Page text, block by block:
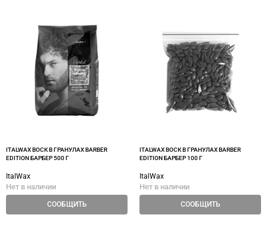
ITALWAX ВОСК В ГРАНУЛАХ BARBER
EDITION БАРБЕР 500 Г
ItalWax
Нет в наличии
СООБЩИТЬ
ITALWAX ВОСК В ГРАНУЛАХ BARBER
EDITION БАРБЕР 100 Г
ItalWax
Нет в наличии
СООБЩИТЬ